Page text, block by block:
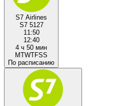
S7 Airlines
S7 5127
11:50
12:40
4 ч 50 мин
MTWTFSS
По расписанию